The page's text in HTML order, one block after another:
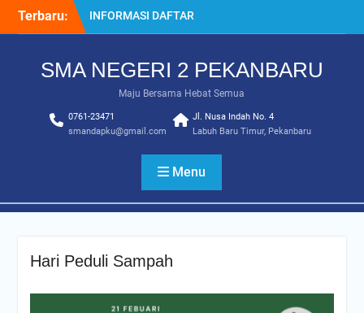
Terbaru:
INFORMASI DAFTAR
ULANG SPMB 2025-2026
KELAS 12 TAHUN
SISTEM PENERIMAAN
MURID BARU (SPMB) 2025-
2026
Juara MTQ Kota Pekanbaru
INFORMASI DAFTAR
SMA NEGERI 2 PEKANBARU
Maju Bersama Hebat Semua
0761-23471
smandapku@gmail.com
Jl. Nusa Indah No. 4
Labuh Baru Timur, Pekanbaru
Menu
Hari Peduli Sampah